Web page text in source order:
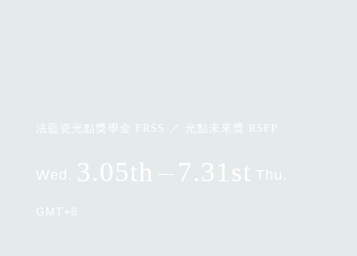
法藍瓷光點獎學金 FRSS ／ 光點未來獎 RSFP
Wed. 3.05th Thu.
7.31st
GMT+8